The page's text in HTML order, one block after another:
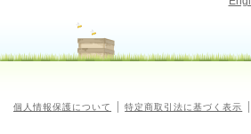
個人情報保護について 特定商取引法に基づく表示